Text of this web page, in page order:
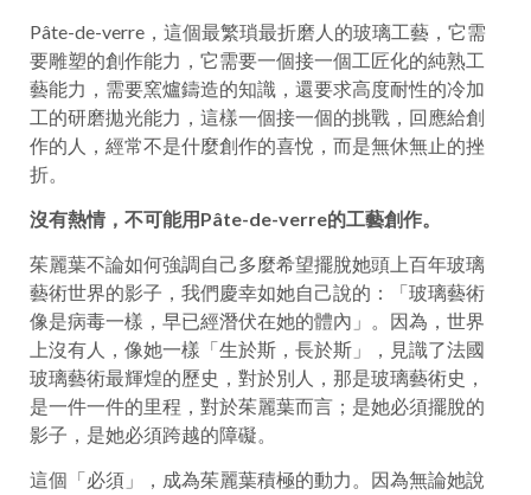
Pâte-de-verre，這個最繁瑣最折磨人的玻璃工藝，它需
要雕塑的創作能力，它需要一個接一個工匠化的純熟工
藝能力，需要窯爐鑄造的知識，還要求高度耐性的冷加
工的研磨拋光能力，這樣一個接一個的挑戰，回應給創
作的人，經常不是什麼創作的喜悅，而是無休無止的挫
折。
沒有熱情，不可能用Pâte-de-verre的工藝創作。
茱麗葉不論如何強調自己多麼希望擺脫她頭上百年玻璃
藝術世界的影子，我們慶幸如她自己說的：「玻璃藝術
像是病毒一樣，早已經潛伏在她的體內」。因為，世界
上沒有人，像她一樣「生於斯，長於斯」，見識了法國
玻璃藝術最輝煌的歷史，對於別人，那是玻璃藝術史，
是一件一件的里程，對於茱麗葉而言；是她必須擺脫的
影子，是她必須跨越的障礙。
這個「必須」，成為茱麗葉積極的動力。因為無論她說